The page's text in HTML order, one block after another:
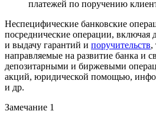
платежей по поручению
Неспецифические банковские
посреднические операции, включая
и выдачу гарантий и поручительств,
направляемые на развитие банка и
депозитарными и биржевыми
акций, юридической помощью,
и др.
Замечание 1